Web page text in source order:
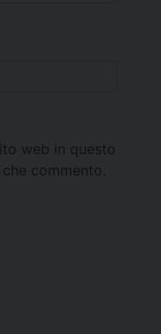
web in questo
commento.